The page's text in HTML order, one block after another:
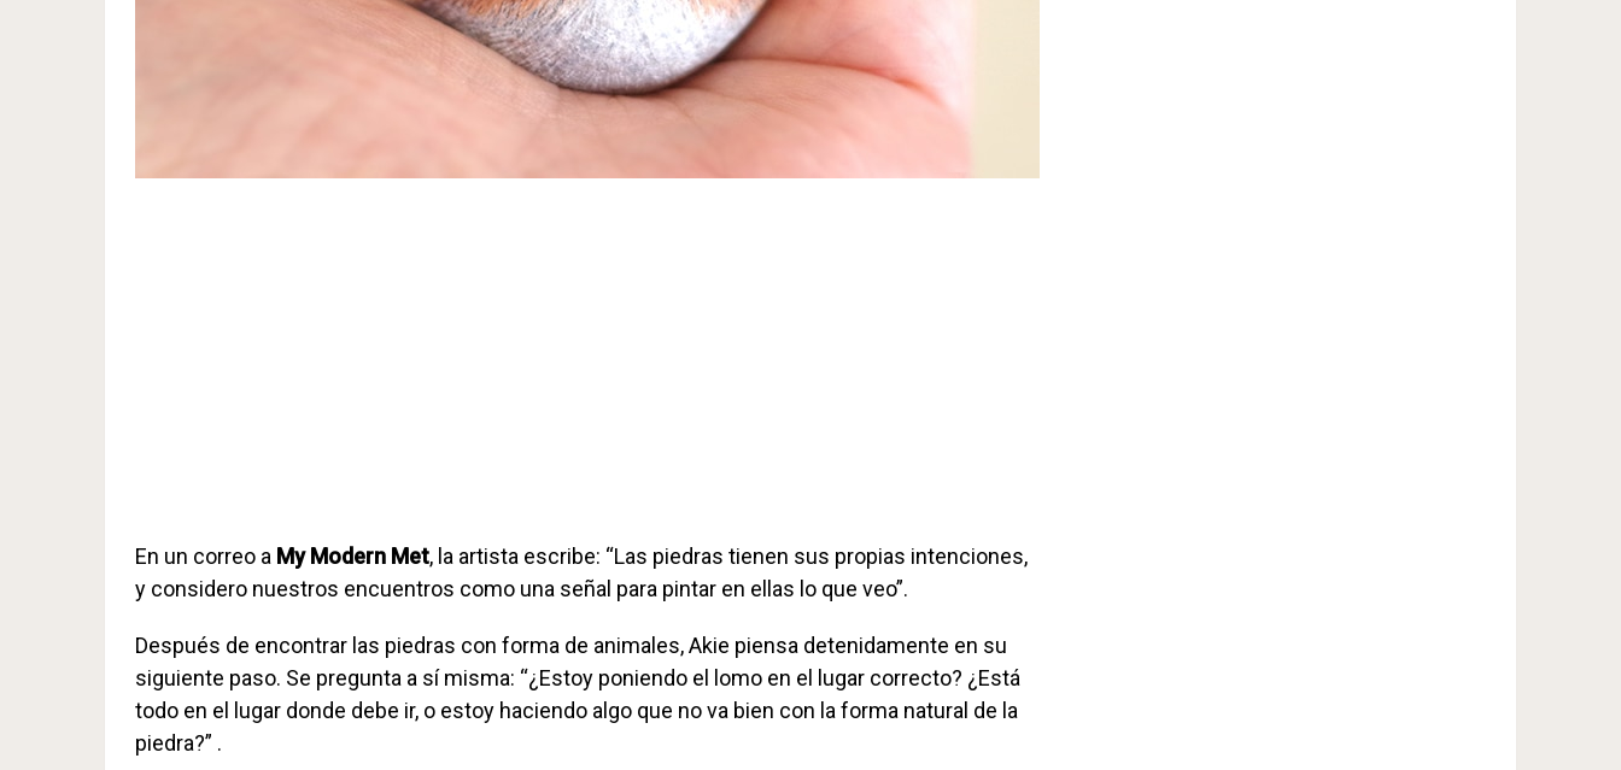
En un correo a My Modern Met, la artista escribe: “Las piedras tienen sus propias intenciones,
y considero nuestros encuentros como una señal para pintar en ellas lo que veo”.
Después de encontrar las piedras con forma de animales, Akie piensa detenidamente en su
siguiente paso. Se pregunta a sí misma: “¿Estoy poniendo el lomo en el lugar correcto? ¿Está
todo en el lugar donde debe ir, o estoy haciendo algo que no va bien con la forma natural de la
piedra?” .